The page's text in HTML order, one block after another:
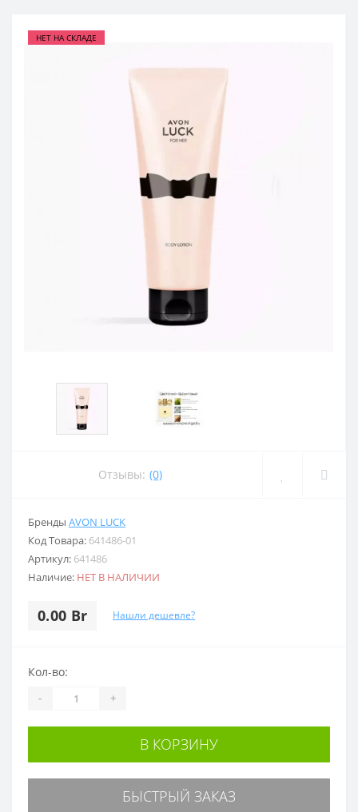
НЕТ НА СКЛАДЕ
Отзывы: (0)
Бренды AVON LUCK
Код Товара: 641486-01
Артикул: 641486
Наличие: НЕТ В НАЛИЧИИ
0.00 Br Нашли дешевле?
Кол-во:
- +
В КОРЗИНУ
БЫСТРЫЙ ЗАКАЗ